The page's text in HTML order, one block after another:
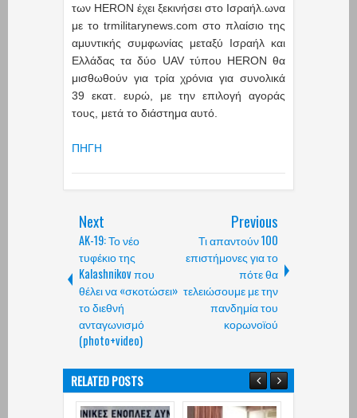
των HERON έχει ξεκινήσει στο Ισραήλ.ωνα
με το trmilitarynews.com στο πλαίσιο της
αμυντικής συμφωνίας μεταξύ Ισραήλ και
Ελλάδας τα δύο UAV τύπου HERON θα
μισθωθούν για τρία χρόνια για συνολικά
39 εκατ. ευρώ, με την επιλογή αγοράς
τους, μετά το διάστημα αυτό.
ΠΗΓΗ
Next
AK-19: Το νέο
τυφέκιο της
Kalashnikov που
θέλει να «σκοτώσει»
το διεθνή
ανταγωνισμό
(photo+video)
Previous
Τι απαντούν 100
επιστήμονες για το
πότε θα
τελειώσουμε με την
πανδημία του
κορωνοϊού
RELATED POSTS